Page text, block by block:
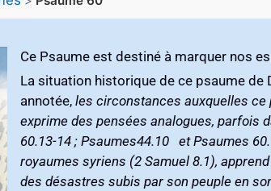
Ce Psaume est destiné à marquer nos
La situation historique de ce psaume de David
les circonstances auxquelles ce
exprime des pensées analogues‭, ‬parfois dans les mêmes termes‭. ‬Comparez entre autres Psaumes 44.6-8‭ ‬et‭ ‬Psaumes
60.13-14‭ ; ‬Psaumes‭ ‬‮ ‬44.10‭ ‬et Psaumes 60.12‭). ‬David‭, ‬engagé dans une guerre d’une extrême gravité contre deux
royaumes syriens‭ (‬2‭ ‬Samuel 8.1‭), ‬apprend que les Édomites ravagent Juda‭. ‬Revenu à la hâte‭, ‬il constate toute l’étendue
des désastres subis par son peuple en son absence‭. ‬Notre psaume doit avoir été composé sous